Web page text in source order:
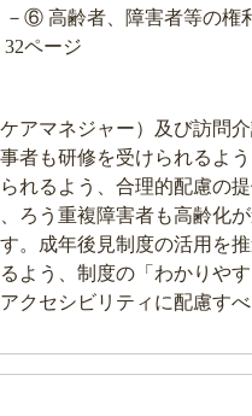
－⑥ 高齢者、障害者等の権
ページ
アマネジャー）及び訪問
者も研修を受けられるよ
れるよう、合理的配慮の
ろう重複障害者も高齢化
。成年後見制度の活用を
よう、制度の「わかりや
クセシビリティに配慮す